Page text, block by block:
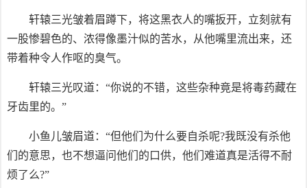
轩辕三光皱着眉蹲下，将这黑衣人的嘴扳开，立刻就有
一股惨碧色的、浓得像墨汁似的苦水，从他嘴里流出来，还
带着种令人作呕的臭气。
轩辕三光叹道：“你说的不错，这些杂种竟是将毒药藏在
牙齿里的。”
小鱼儿皱眉道：“但他们为什么要自杀呢?我既没有杀他
们的意思，也不想逼问他们的口供，他们难道真是活得不耐
烦了么?”